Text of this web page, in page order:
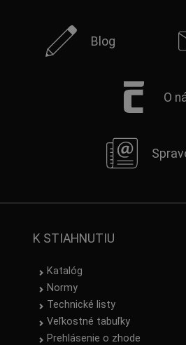
Blog
O
K STIAHNUTIU
Katalóg
Normy
Technické listy
Veľkostné tabuľky
Prehlásenie o zhode